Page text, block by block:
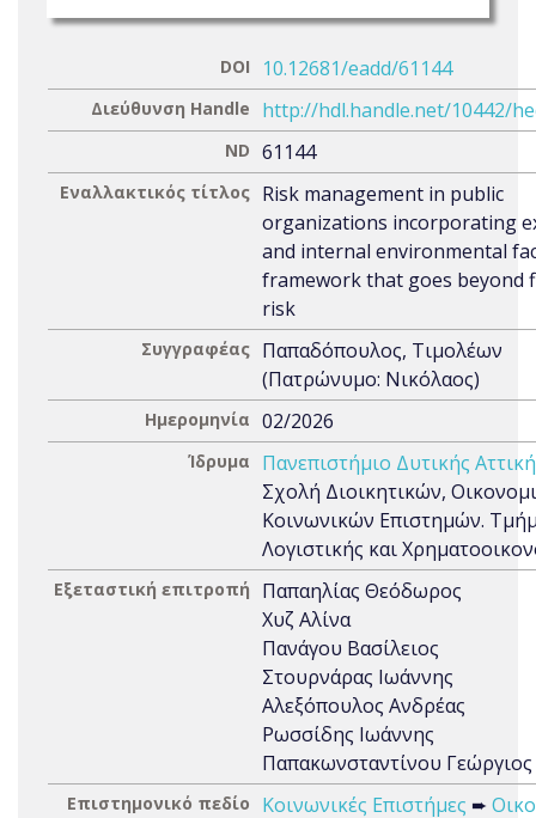
DOI 10.12681/eadd/61144
Διεύθυνση Handle http://hdl.handle.net/10442/
ND 61144
Εναλλακτικός τίτλος Risk management in public
organizations incorporating
and internal environmental
framework that goes beyond
risk
Συγγραφέας Παπαδόπουλος, Τιμολέων
(Πατρώνυμο: Νικόλαος)
Ημερομηνία 02/2026
Ίδρυμα
Πανεπιστήμιο Δυτικής
Σχολή Διοικητικών,
Κοινωνικών Επιστημών.
Λογιστικής και
Εξεταστική επιτροπή
Παπαηλίας Θεόδωρος
Χυζ Αλίνα
Πανάγου Βασίλειος
Στουρνάρας Ιωάννης
Αλεξόπουλος Ανδρέας
Ρωσσίδης Ιωάννης
Παπακωνσταντίνου Γεώργιος
Επιστημονικό πεδίο Κοινωνικές Επιστήμες ➨